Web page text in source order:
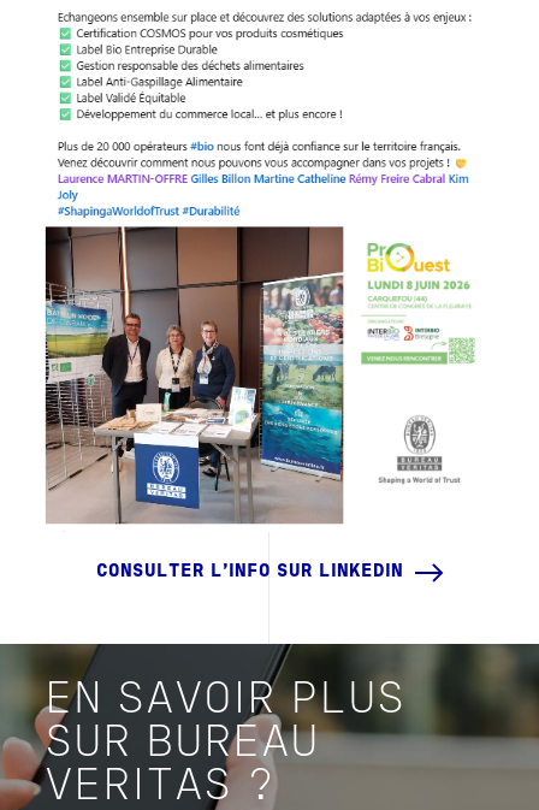
CONSULTER L'INFO SUR LINKEDIN
EN SAVOIR PLUS
SUR BUREAU
VERITAS ?